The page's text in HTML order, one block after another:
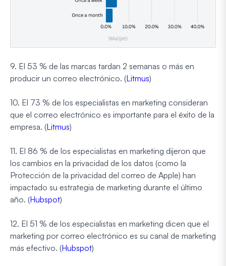
9. El 53 % de las marcas tardan 2 semanas o más en
producir un correo electrónico. (Litmus)
10. El 73 % de los especialistas en marketing consideran
que el correo electrónico es importante para el éxito de la
empresa. (Litmus)
11. El 86 % de los especialistas en marketing dijeron que
los cambios en la privacidad de los datos (como la
Protección de la privacidad del correo de Apple) han
impactado su estrategia de marketing durante el último
año. (Hubspot)
12. El 51 % de los especialistas en marketing dicen que el
marketing por correo electrónico es su canal de marketing
más efectivo. (Hubspot)